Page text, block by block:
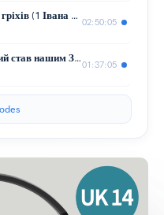
Ch1-4. Правдиве визнання гріхів (1 Івана 1:8-10)
02:50:05
Ch2-2. Наш Господь, котрий став нашим Заступником (1 Івана 2:1-17)
01:37:05